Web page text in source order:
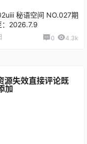
秘语空间 NO.027期
：2026.7.9
0 4.3k
源失效直接评论既
加